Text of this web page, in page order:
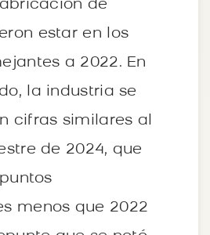
de
estar en los
a 2022. En
la industria se
cifras similares al
de 2024, que
menos que 2022